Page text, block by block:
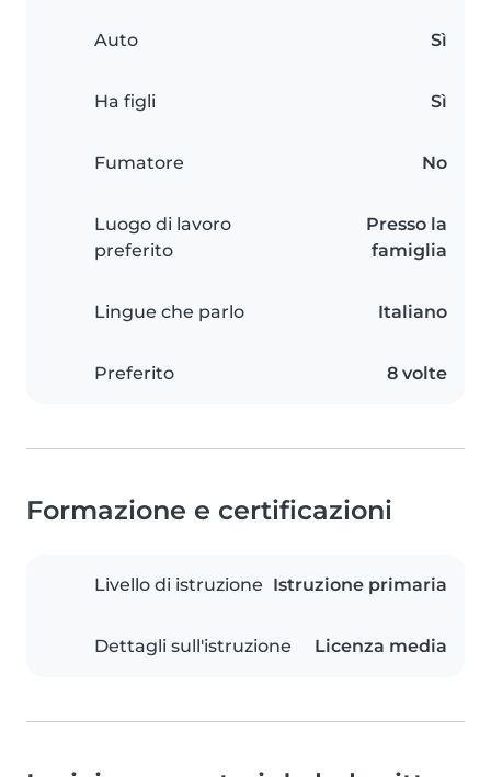
Auto Sì
Ha figli Sì
Fumatore No
Luogo di lavoro
preferito
Presso la
famiglia
Lingue che parlo Italiano
Preferito 8 volte
Formazione e certificazioni
Livello di istruzione Istruzione primaria
Dettagli sull'istruzione Licenza media